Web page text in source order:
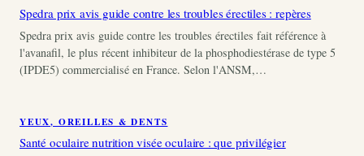
Spedra prix avis guide contre les troubles érectiles : repères
Spedra prix avis guide contre les troubles érectiles fait référence à
l'avanafil, le plus récent inhibiteur de la phosphodiestérase de type 5
(IPDE5) commercialisé en France. Selon l'ANSM,…
YEUX, OREILLES & DENTS
Santé oculaire nutrition visée oculaire : que privilégier